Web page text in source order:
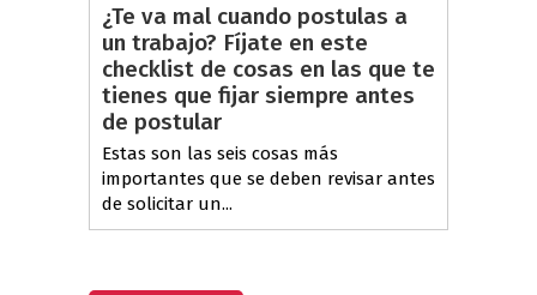
¿Te va mal cuando postulas a
un trabajo? Fíjate en este
checklist de cosas en las que te
tienes que fijar siempre antes
de postular
Estas son las seis cosas más
importantes que se deben revisar antes
de solicitar un...